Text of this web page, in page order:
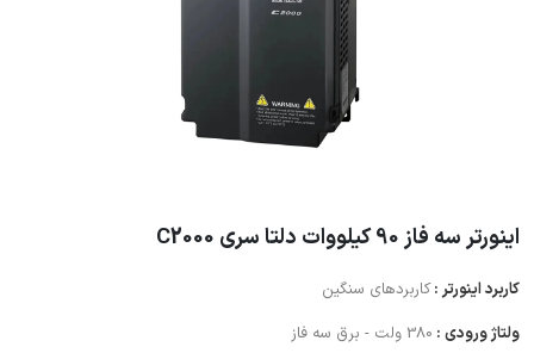
اینورتر سه فاز 90 کیلووات دلتا سری C2000
کاربرد اینورتر :کاربردهای سنگین
ولتاژ ورودی : 380 ولت - برق سه فاز